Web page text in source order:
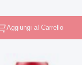
Aggiungi al Carrello